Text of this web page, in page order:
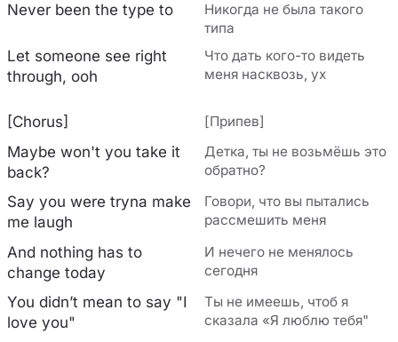
Never been the type to
Никогда не была такого
типа
Let someone see right
through, ooh
Что дать кого-то видеть
меня насквозь, ух
[Chorus] [Припев]
Maybe won't you take it
back?
Детка, ты не возьмёшь это
обратно?
Say you were tryna make
me laugh
Говори, что вы пытались
рассмешить меня
And nothing has to
change today
И нечего не менялось
сегодня
You didn’t mean to say "I
love you"
Ты не имеешь, чтоб я
сказала «Я люблю тебя"